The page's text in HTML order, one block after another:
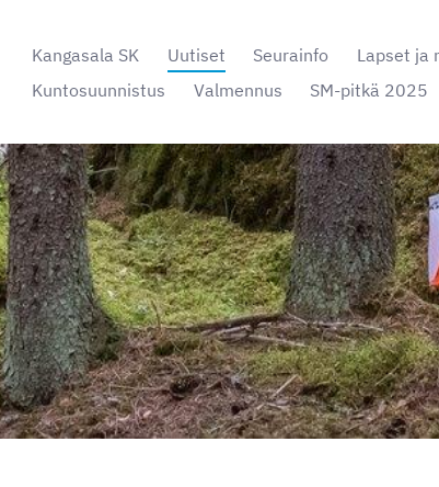
Kangasala SK Uutiset Seurainfo
Lapset ja
Kuntosuunnistus
Valmennus SM-pitkä 2025